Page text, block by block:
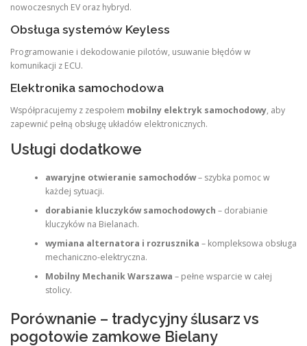
nowoczesnych EV oraz hybryd.
Obsługa systemów Keyless
Programowanie i dekodowanie pilotów, usuwanie błędów w
komunikacji z ECU.
Elektronika samochodowa
Współpracujemy z zespołem mobilny elektryk samochodowy, aby
zapewnić pełną obsługę układów elektronicznych.
Usługi dodatkowe
awaryjne otwieranie samochodów– szybka pomoc w
każdej sytuacji.
dorabianie kluczyków samochodowych – dorabianie
kluczyków na Bielanach.
wymiana alternatora i rozrusznika – kompleksowa obsługa
mechaniczno-elektryczna.
Mobilny Mechanik Warszawa – pełne wsparcie w całej
stolicy.
Porównanie – tradycyjny ślusarz vs
pogotowie zamkowe Bielany